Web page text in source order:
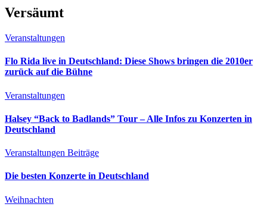
Versäumt
Veranstaltungen
Flo Rida live in Deutschland: Diese Shows bringen die 2010er
zurück auf die Bühne
Veranstaltungen
Halsey “Back to Badlands” Tour – Alle Infos zu Konzerten in
Deutschland
Veranstaltungen Beiträge
Die besten Konzerte in Deutschland
Weihnachten